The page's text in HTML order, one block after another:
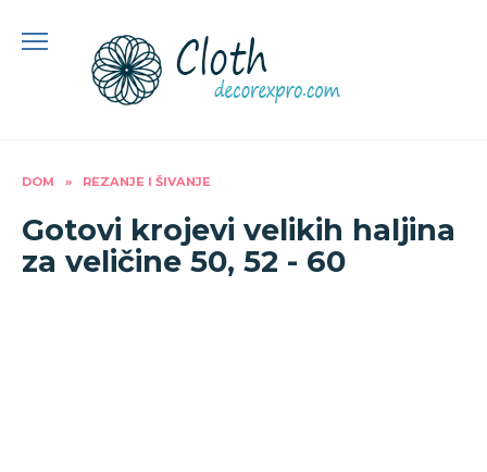
DOM » REZANJE I ŠIVANJE
Gotovi krojevi velikih haljina
za veličine 50, 52 - 60